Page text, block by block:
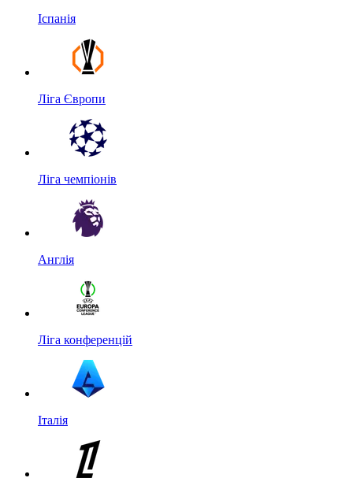
Іспанія
Ліга Європи
Ліга чемпіонів
Англія
Ліга конференцій
Італія